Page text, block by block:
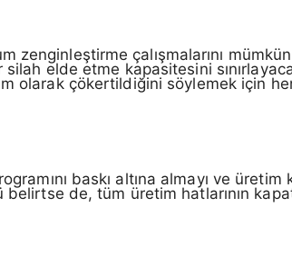
çalışmalarını mümkün
silah elde etme kapasitesini
olarak çökertildiğini söylemek için
baskı altına almayı ve üretim
de, tüm üretim hatlarının